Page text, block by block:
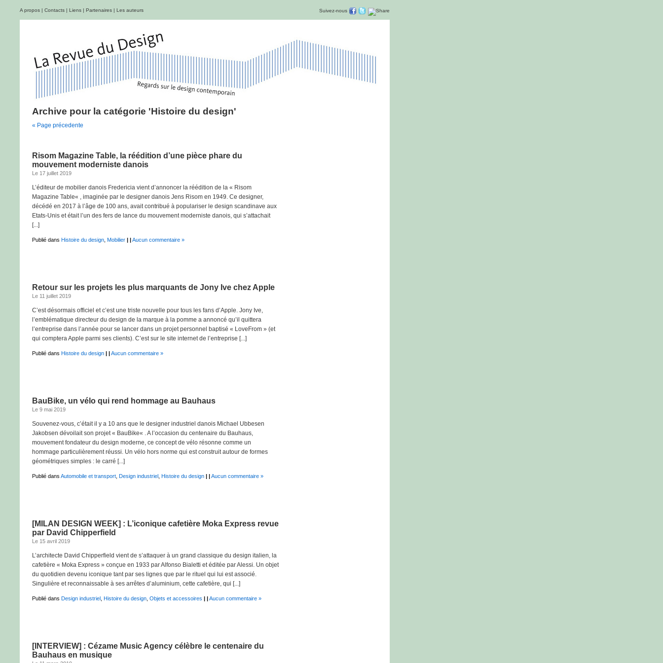
A propos | Contacts | Liens | Partenaires | Les auteurs Suivez-nous
Archive pour la catégorie 'Histoire du design'
« Page précedente
Risom Magazine Table, la réédition d’une pièce phare du
mouvement moderniste danois
Le 17 juillet 2019
L’éditeur de mobilier danois Fredericia vient d’annoncer la réédition de la « Risom
Magazine Table« , imaginée par le designer danois Jens Risom en 1949. Ce designer,
décédé en 2017 à l’âge de 100 ans, avait contribué à populariser le design scandinave aux
Etats-Unis et était l’un des fers de lance du mouvement moderniste danois, qui s’attachait
[...]
Publié dans Histoire du design Mobilier | |Aucun commentaire »
Retour sur les projets les plus marquants de Jony Ive chez Apple
Le 11 juillet 2019
C’est désormais officiel et c’est une triste nouvelle pour tous les fans d’Apple. Jony Ive,
l’emblématique directeur du design de la marque à la pomme a annoncé qu’il quittera
l’entreprise dans l’année pour se lancer dans un projet personnel baptisé « LoveFrom » (et
qui comptera Apple parmi ses clients). C’est sur le site internet de l’entreprise [...]
Publié dans Histoire du design | |Aucun commentaire »
BauBike, un vélo qui rend hommage au Bauhaus
Le 9 mai 2019
Souvenez-vous, c’était il y a 10 ans que le designer industriel danois Michael Ubbesen
Jakobsen dévoilait son projet « BauBike« . A l’occasion du centenaire du Bauhaus,
mouvement fondateur du design moderne, ce concept de vélo résonne comme un
hommage particulièrement réussi. Un vélo hors norme qui est construit autour de formes
géométriques simples : le carré [...]
Publié dans Automobile et transport Design industriel Histoire du design | |Aucun commentaire »
[MILAN DESIGN WEEK] : L’iconique cafetière Moka Express revue
par David Chipperfield
Le 15 avril 2019
L’architecte David Chipperfield vient de s’attaquer à un grand classique du design italien, la
cafetière « Moka Express » conçue en 1933 par Alfonso Bialetti et éditée par Alessi. Un objet
du quotidien devenu iconique tant par ses lignes que par le rituel qui lui est associé.
Singulière et reconnaissable à ses arrêtes d’aluminium, cette cafetière, qui [...]
Publié dans Design industriel Histoire du design Objets et accessoires | |Aucun commentaire »
[INTERVIEW] : Cézame Music Agency célèbre le centenaire du
Bauhaus en musique